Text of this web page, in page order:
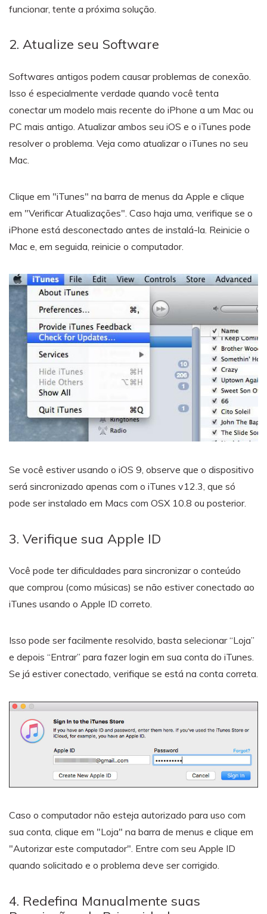
funcionar, tente a próxima solução.
2. Atualize seu Software
Softwares antigos podem causar problemas de conexão.
Isso é especialmente verdade quando você tenta
conectar um modelo mais recente do iPhone a um Mac ou
PC mais antigo. Atualizar ambos seu iOS e o iTunes pode
resolver o problema. Veja como atualizar o iTunes no seu
Mac.
Clique em "iTunes" na barra de menus da Apple e clique
em "Verificar Atualizações". Caso haja uma, verifique se o
iPhone está desconectado antes de instalá-la. Reinicie o
Mac e, em seguida, reinicie o computador.
Se você estiver usando o iOS 9, observe que o dispositivo
será sincronizado apenas com o iTunes v12.3, que só
pode ser instalado em Macs com OSX 10.8 ou posterior.
3. Verifique sua Apple ID
Você pode ter dificuldades para sincronizar o conteúdo
que comprou (como músicas) se não estiver conectado ao
iTunes usando o Apple ID correto.
Isso pode ser facilmente resolvido, basta selecionar “Loja”
e depois “Entrar” para fazer login em sua conta do iTunes.
Se já estiver conectado, verifique se está na conta correta.
Caso o computador não esteja autorizado para uso com
sua conta, clique em "Loja" na barra de menus e clique em
"Autorizar este computador". Entre com seu Apple ID
quando solicitado e o problema deve ser corrigido.
4. Redefina Manualmente suas